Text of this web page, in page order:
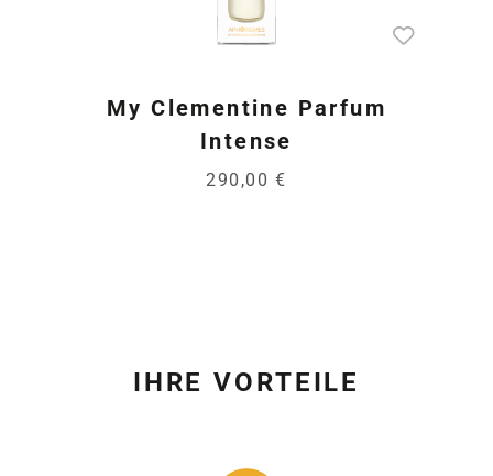
My Clementine Parfum
Intense
290,00 €
IHRE VORTEILE